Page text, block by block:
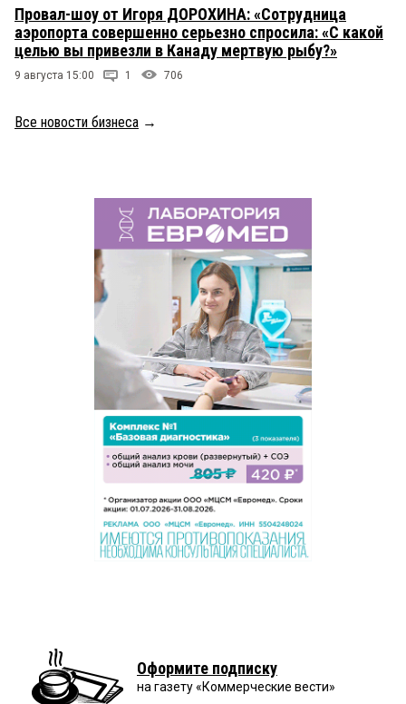
Провал-шоу от Игоря ДОРОХИНА: «Сотрудница
аэропорта совершенно серьезно спросила: «С какой
целью вы привезли в Канаду мертвую рыбу?»
9 августа 15:00 1 706
Все новости бизнеса →
Оформите подписку
на газету «Коммерческие вести»